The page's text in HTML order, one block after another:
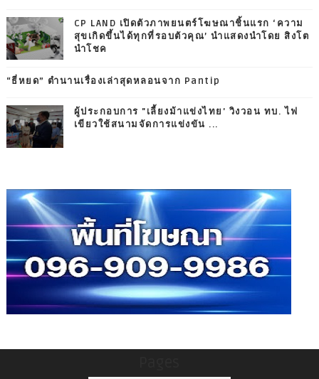
CP LAND เปิดตัวภาพยนตร์โฆษณาชิ้นแรก ‘ความ
สุขเกิดขึ้นได้ทุกที่รอบตัวคุณ’ นำแสดงนำโดย สิงโต
นำโชค
“ธี่หยด” ตำนานเรื่องเล่าสุดหลอนจาก Pantip
ผู้ประกอบการ "เลี้ยงม้าแข่งไทย' วิงวอน ทบ. ไฟ
เขียวใช้สนามจัดการแข่งขัน ...